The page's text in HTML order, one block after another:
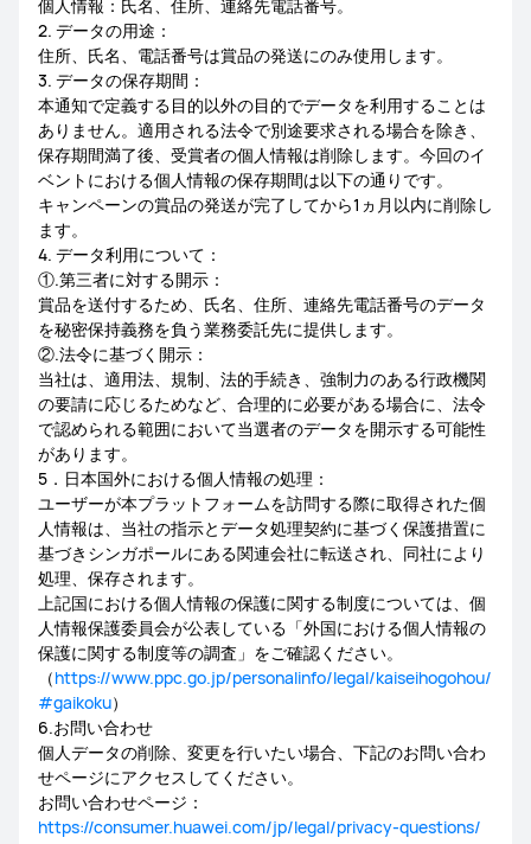
個人情報：氏名、住所、連絡先電話番号。
2. データの用途：
住所、氏名、電話番号は賞品の発送にのみ使用します。
3. データの保存期間：
本通知で定義する目的以外の目的でデータを利用することは
ありません。適用される法令で別途要求される場合を除き、
保存期間満了後、受賞者の個人情報は削除します。今回のイ
ベントにおける個人情報の保存期間は以下の通りです。
キャンペーンの賞品の発送が完了してから1ヵ月以内に削除し
ます。
4. データ利用について：
①.第三者に対する開示：
賞品を送付するため、氏名、住所、連絡先電話番号のデータ
を秘密保持義務を負う業務委託先に提供します。
②.法令に基づく開示：
当社は、適用法、規制、法的手続き、強制力のある行政機関
の要請に応じるためなど、合理的に必要がある場合に、法令
で認められる範囲において当選者のデータを開示する可能性
があります。
5．日本国外における個人情報の処理：
ユーザーが本プラットフォームを訪問する際に取得された個
人情報は、当社の指示とデータ処理契約に基づく保護措置に
基づきシンガポールにある関連会社に転送され、同社により
処理、保存されます。
上記国における個人情報の保護に関する制度については、個
人情報保護委員会が公表している「外国における個人情報の
保護に関する制度等の調査」をご確認ください。
（https://www.ppc.go.jp/personalinfo/legal/kaiseihogohou/
#gaikoku）
6.お問い合わせ
個人データの削除、変更を行いたい場合、下記のお問い合わ
せページにアクセスしてください。
お問い合わせページ：
https://consumer.huawei.com/jp/legal/privacy-questions/